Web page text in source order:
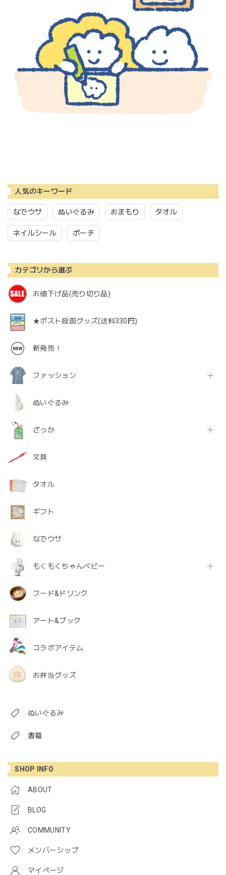
人気のキーワード
なでウサ ぬいぐるみ おまもり タオル
ネイルシール ポーチ
カテゴリから選ぶ
お値下げ品(売り切り品)
★ポスト投函グッズ(送料330円)
新発売！
ファッション
ぬいぐるみ
ざっか
文具
タオル
ギフト
なでウサ
もくもくちゃんベビー
フード&ドリンク
アート&ブック
コラボアイテム
お弁当グッズ
ぬいぐるみ
書籍
SHOP INFO
ABOUT
BLOG
COMMUNITY
メンバーシップ
マイページ